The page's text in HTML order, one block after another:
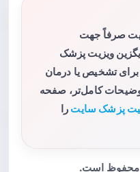
صرفاً جهت
ویزیت پزشک
تشخیص یا درمان
کامل‌تر، صفحه
پزشک سایت را